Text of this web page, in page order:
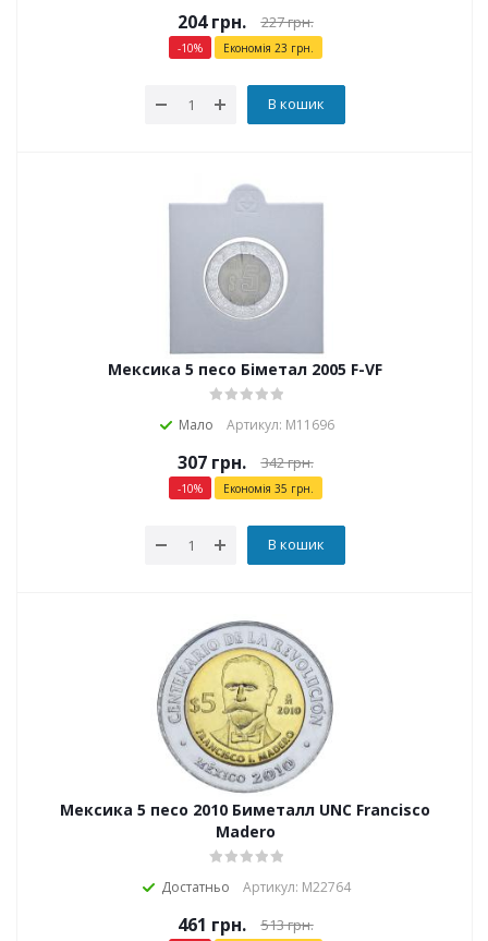
204грн. 227грн.
-10% Економія 23 грн.
В кошик
Мексика 5 песо Біметал 2005 F-VF
Мало Артикул: М11696
307грн. 342грн.
-10% Економія 35 грн.
В кошик
Мексика 5 песо 2010 Биметалл UNC Francisco
Madero
Достатньо Артикул: М22764
461 грн. 513грн.